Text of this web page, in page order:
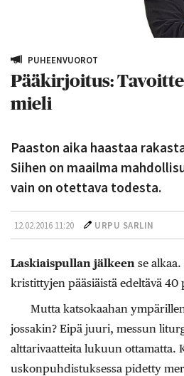
PUHEENVUOROT
Pääkirjoitus:
mieli
Paaston aika haastaa
Siihen on maailma
vain on otettava todesta.
12.02.2016 11:20 URPU SARLIN
Laskiaispullan jälkeen se
kristittyjen pääsiäistä edeltävä 40
Mutta katsokaahan
jossakin? Eipä juuri, messun
alttarivaatteita lukuun ottamatta.
uskonpuhdistuksessa pidetty